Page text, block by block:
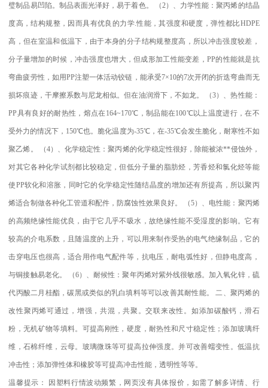
璧制品易凹陷。制品表面光泽好，易于着色。 （2）、力学性能：聚丙烯的结晶
度高，结构规整，因而具有优良的力学. 性能，其强度和硬度，弹性都比HDPE
高，但在室温和低温下，由于本身的分子结构规整度高，所以冲击强度较差，
分子量增加的时候，冲击强度也增大，但成形加工性能变差， PP的性能就是抗
弯曲疲劳性，如用PP注塑一体活动铰链，能承受7×10的7次开闭的折迭弯曲而无
损坏痕迹，干摩擦系数与尼龙相似。但在油润滑下，不如龙。 （3）、热性能：
PP具有良好的耐热性，熔点在164~170℃ ，制品能在100℃以上温度进行，在不
受外力的情况下， 150℃也。脆化温度为-35℃，在-35℃会发生脆化，耐寒性不如
聚乙烯。 （4）、化学稳定性：聚丙烯的化学稳定性很好，除能被浓**侵蚀外，
对其它各种化学试剂都比较稳定，但低分子量的脂肪烃，芳香烃和氯化烃等能
使PP软化和溶胀，同时它的化学稳定性随结晶度的增加还有所提高，所以聚丙
烯适合制做各种化工管道和配件，防腐蚀性效果良好。 （5）、电性能：聚丙烯
的高频绝缘性能优良，由于它几乎不吸水，故绝缘性能不受湿度的影响。它有
较高的介电系数，且随温度的上升，可以用来制作受热的电气绝缘制品，它的
击穿电压也很高，适合用作电气配件等，抗电压，耐电弧性好，但静电度高，
与铜接触易老化。 （6）、耐候性：聚年丙烯对紫外线很敏感。加入氧化锌，硫
代丙酸二月桂酯，碳黑或类似的乳白填料等可以改善其耐性能。 二、聚丙烯的
改性聚丙烯可通过，增强，共混，共聚。交联来改性。如添加碳酸钙，滑石
粉，无机矿物等填料。可提高刚性，硬度，耐热性和尺寸稳定性；添加玻璃纤
维，石棉纤维，云母。玻璃微珠等可提高拉伸强度。并可改善蠕变性。低温抗
冲击性；添加弹性体和橡胶等可提高冲击性能，透明性等等。
温馨提示： 因塑料行情波动频繁，网页没有具体报价，如需了解多详情、行